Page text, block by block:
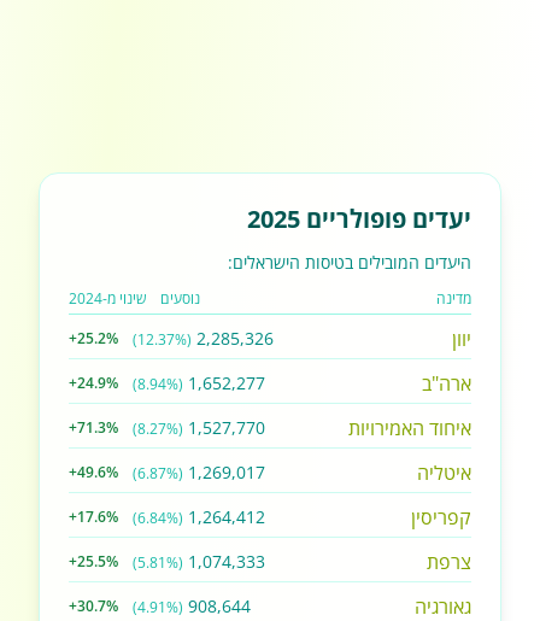
יעדים פופולריים 2025
היעדים המובילים בטיסות הישראלים:
מדינה נוסעים שינוי מ-2024
יוון 2,285,326
(12.37%)
+25.2%
ארה"ב 1,652,277
(8.94%)
+24.9%
איחוד האמירויות 1,527,770
(8.27%)
+71.3%
איטליה 1,269,017
(6.87%)
+49.6%
קפריסין 1,264,412
(6.84%)
+17.6%
צרפת 1,074,333
(5.81%)
+25.5%
גאורגיה 908,644
(4.91%)
+30.7%